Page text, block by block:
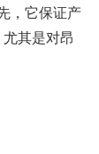
，它保证产
其是对昂